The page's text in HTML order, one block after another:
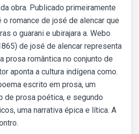
obra. Publicado primeiramente
o romance de josé de alencar que
o guarani e ubirajara a. Webo
de josé de alencar representa
prosa romântica no conjunto de
aponta a cultura indígena como.
escrito em prosa, um
de prosa poética, e segundo
uma narrativa épica e lítica. A